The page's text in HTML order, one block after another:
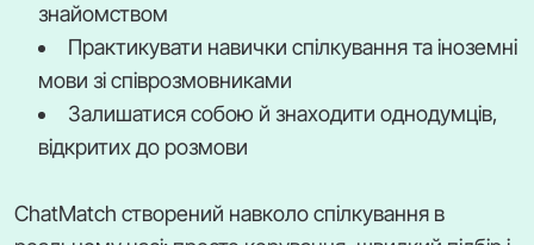
знайомством
Практикувати навички спілкування та іноземні
мови зі співрозмовниками
Залишатися собою й знаходити однодумців,
відкритих до розмови
ChatMatch створений навколо спілкування в